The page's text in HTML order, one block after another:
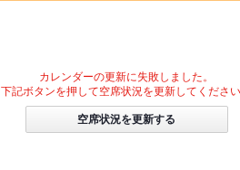
カレンダーの更新に失敗しました。
下記ボタンを押して空席状況を更新してください
空席状況を更新する